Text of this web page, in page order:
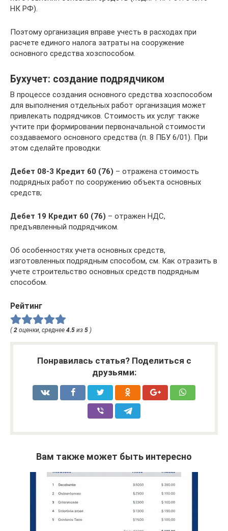
НК РФ).
Поэтому организация вправе учесть в расходах при
расчете единого налога затраты на сооружение
основного средства хозспособом.
Бухучет: создание подрядчиком
В процессе создания основного средства хозспособом
для выполнения отдельных работ организация может
привлекать подрядчиков. Стоимость их услуг также
учтите при формировании первоначальной стоимости
создаваемого основного средства (п. 8 ПБУ 6/01). При
этом сделайте проводки:
Дебет 08-3 Кредит 60 (76) – отражена стоимость
подрядных работ по сооружению объекта основных
средств;
Дебет 19 Кредит 60 (76) – отражен НДС,
предъявленный подрядчиком.
Об особенностях учета основных средств,
изготовленных подрядным способом, см. Как отразить в
учете строительство основных средств подрядным
способом.
Рейтинг
(2 оценки, среднее 4.5 из 5 )
Понравилась статья? Поделиться с
друзьями:
Вам также может быть интересно